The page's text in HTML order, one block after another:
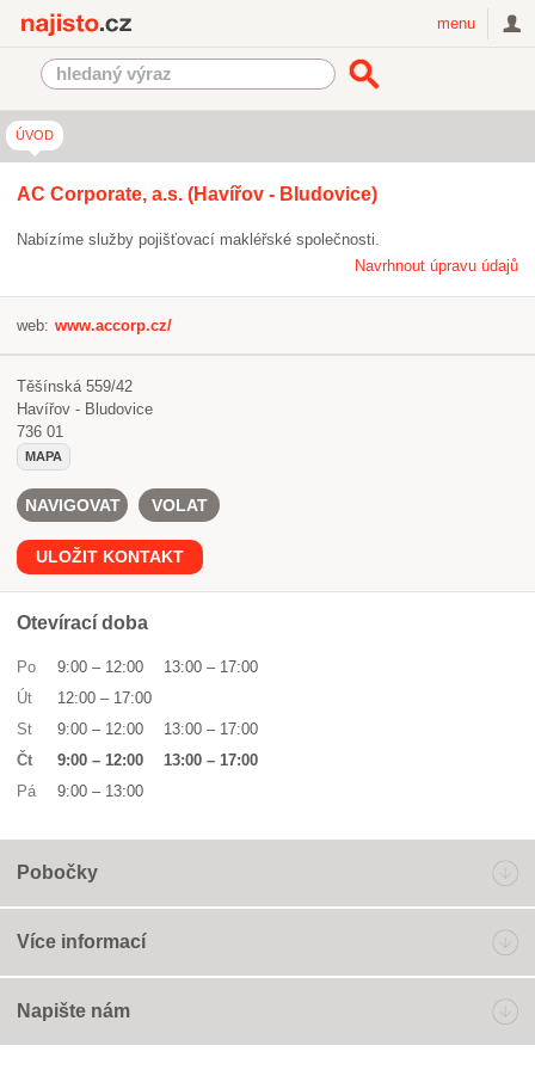
menu
ÚVOD
AC Corporate, a.s. (Havířov - Bludovice)
Nabízíme služby pojišťovací makléřské společnosti.
Navrhnout úpravu údajů
web: www.accorp.cz/
Těšínská 559/42
Havířov - Bludovice
736 01
MAPA
NAVIGOVAT VOLAT
ULOŽIT KONTAKT
Otevírací doba
Po 9:00 – 12:00 13:00 – 17:00
Út
12:00 – 17:00
St
9:00 – 12:00 13:00 – 17:00
Čt
9:00 – 12:00 13:00 – 17:00
Pá
9:00 – 13:00
Pobočky
Více informací
Napište nám